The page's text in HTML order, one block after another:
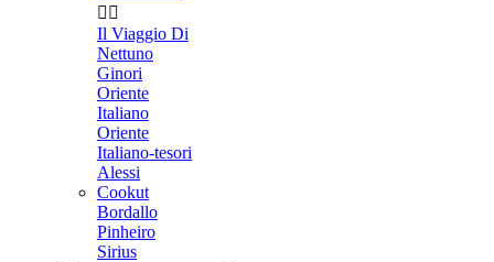
 
Il Viaggio Di
Nettuno
Ginori
Oriente
Italiano
Oriente
Italiano-tesori
Alessi
Cookut
Bordallo
Pinheiro
Sirius